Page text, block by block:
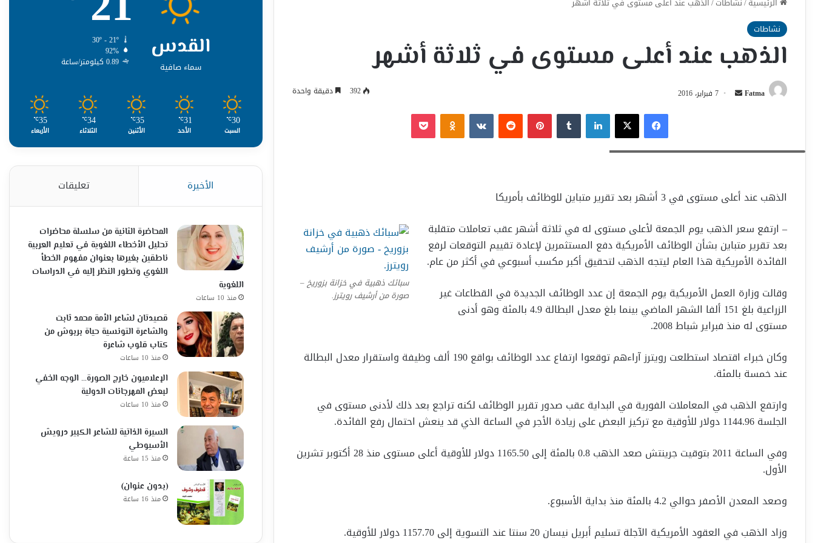
نشاطات
الذهب عند أعلى مستوى في ثلاثة أشهر
Fatma
أرسل 7 فبراير، 2016 392 دقيقة واحدة
فيسبوك‫X لينكدإن بينتيريست Odnoklassniki
‫Pocket
الذهب عند أعلى مستوى في 3 أشهر بعد تقرير متباين للوظائف بأمريكا
سبائك ذهبية في خزانة بزوريخ –
صورة من أرشيف رويترز.
– ارتفع سعر الذهب يوم الجمعة لأعلى مستوى له في ثلاثة أشهر عقب تعاملات متقلبة
بعد تقرير متباين بشأن الوظائف الأمريكية دفع المستثمرين لإعادة تقييم التوقعات لرفع
الفائدة الأمريكية هذا العام ليتجه الذهب لتحقيق أكبر مكسب أسبوعي في أكثر من عام.
وقالت وزارة العمل الأمريكية يوم الجمعة إن عدد الوظائف الجديدة في القطاعات غير
الزراعية بلغ 151 ألفا الشهر الماضي بينما بلغ معدل البطالة 4.9 بالمئة وهو أدنى
مستوى له منذ فبراير شباط 2008.
وكان خبراء اقتصاد استطلعت رويترز آراءهم توقعوا ارتفاع عدد الوظائف بواقع 190 ألف وظيفة واستقرار معدل البطالة
عند خمسة بالمئة.
وارتفع الذهب في المعاملات الفورية في البداية عقب صدور تقرير الوظائف لكنه تراجع بعد ذلك لأدنى مستوى في
الجلسة 1144.96 دولار للأوقية مع تركيز البعض على زيادة الأجر في الساعة الذي قد ينعش احتمال رفع الفائدة.
وفي الساعة 2011 بتوقيت جرينتش صعد الذهب 0.8 بالمئة إلى 1165.50 دولار للأوقية أعلى مستوى منذ 28 أكتوبر تشرين
الأول.
وصعد المعدن الأصفر حوالي 4.2 بالمئة منذ بداية الأسبوع.
وزاد الذهب في العقود الأمريكية الآجلة تسليم أبريل نيسان 20 سنتا عند التسوية إلى 1157.70 دولار للأوقية.
القدس
سماء صافية
30º - 21º
92%
0.89 كيلومتر/ساعة
30
℃
السبت
31
℃
الأحد
35
℃
الأثنين
34
℃
الثلاثاء
35
℃
الأربعاء
الأخيرة تعليقات
المحاضرة الثانية من سلسلة محاضرات
تحليل الأخطاء اللغوية في تعليم العربية
ناطقين بغيرها بعنوان مفهوم الخطأ
اللغوي وتطور النظر إليه في الدراسات
اللغوية
منذ 10 ساعات
قصيدتان لشاعر الأمة محمد ثابت
والشاعرة التونسية حياة بربوش من
كتاب قلوب شاعرة
منذ 10 ساعات
الإعلاميون خارج الصورة… الوجه الخفي
لبعض المهرجانات الدولية
منذ 10 ساعات
السيرة الذاتية للشاعر الكبير درويش
الأسيوطي
منذ 15 ساعة
(بدون عنوان)
منذ 16 ساعة